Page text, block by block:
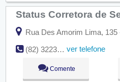
Status Corretora de
Rua Des Amorim Lima, 135
(82) 3223-8520
ver telefone
Comente